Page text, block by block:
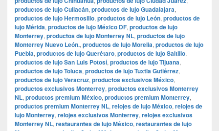
productos de lujo Culiacán, productos de lujo Guadalajara,
productos de lujo Hermosillo, productos de lujo León, productos de
lujo Mérida, productos de lujo México DF, productos de lujo
Monterrey, productos de lujo Monterrey NL, productos de lujo
Monterrey Nuevo León., productos de lujo Morelia, productos de lujo
Puebla, productos de lujo Querétaro, productos de lujo Saltillo,
productos de lujo San Luis Potosí, productos de lujo Tijuana,
productos de lujo Toluca, productos de lujo Tuxtla Gutiérrez,
productos de lujo Veracruz, productos exclusivos México,
productos exclusivos Monterrey, productos exclusivos Monterrey
NL, productos premium México, productos premium Monterrey,
productos premium Monterrey NL, relojes de lujo México, relojes de
lujo Monterrey, relojes exclusivos Monterrey, relojes exclusivos
Monterrey NL, restaurantes de lujo México, restaurantes de lujo